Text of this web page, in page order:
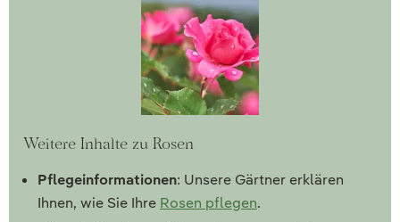
Weitere Inhalte zu Rosen
Pflegeinformationen: Unsere Gärtner erklären
Ihnen, wie Sie Ihre Rosen pflegen.